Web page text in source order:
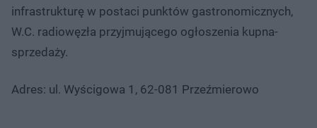
infrastrukturę w postaci punktów gastronomicznych,
W.C. radiowęzła przyjmującego ogłoszenia kupna-
sprzedaży.
Adres: ul. Wyścigowa 1, 62-081 Przeźmierowo